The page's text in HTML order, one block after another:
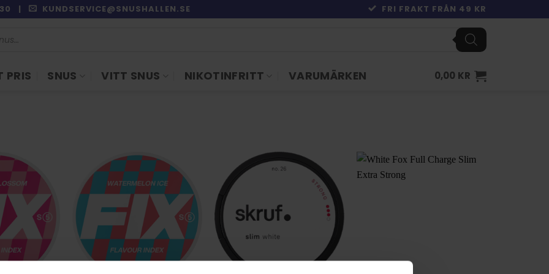
| KUNDSERVICE@SNUSHALLEN.SE FRI FRAKT FRÅN 49 KR
PRIS SNUS VITT SNUS NIKOTINFRITT VARUMÄRKEN 0,00 KR